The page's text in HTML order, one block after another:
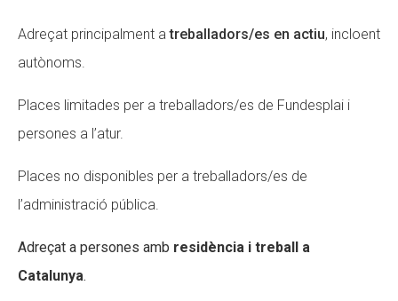
Adreçat principalment atreballadors/es en actiu, incloent
autònoms.
Places limitades per a treballadors/es de Fundesplai i
persones a l’atur.
Places no disponibles per a treballadors/es de
l’administració pública.
Adreçat a persones amb residència i treball a
Catalunya.